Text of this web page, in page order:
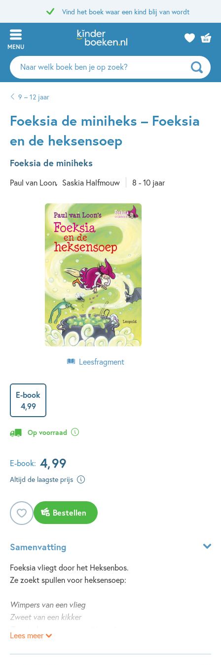
Vind het boek waar een kind blij van wordt
MENU
Zoeken
naar
auteurs
uitgevers
9 – 12 jaar
Foeksia de miniheks – Foeksia
en de heksensoep
Foeksia de miniheks
Paul van Loon Saskia Halfmouw 8 - 10 jaar
Leesfragment
E-book
4,99
Op voorraad
E-book: 4,99
Altijd de laagste prijs
Bestellen
Samenvatting
Foeksia vliegt door het Heksenbos.
Ze zoekt spullen voor heksensoep:
Wimpers van een vlieg
Zweet van een kikker
Foeksia let niet op.
Lees meer